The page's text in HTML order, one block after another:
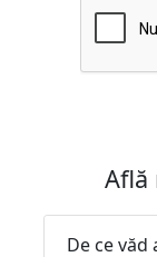
Află
De ce văd